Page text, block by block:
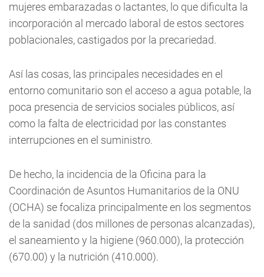
mujeres embarazadas o lactantes, lo que dificulta la
incorporación al mercado laboral de estos sectores
poblacionales, castigados por la precariedad.
Así las cosas, las principales necesidades en el
entorno comunitario son el acceso a agua potable, la
poca presencia de servicios sociales públicos, así
como la falta de electricidad por las constantes
interrupciones en el suministro.
De hecho, la incidencia de la Oficina para la
Coordinación de Asuntos Humanitarios de la ONU
(OCHA) se focaliza principalmente en los segmentos
de la sanidad (dos millones de personas alcanzadas),
el saneamiento y la higiene (960.000), la protección
(670.00) y la nutrición (410.000).